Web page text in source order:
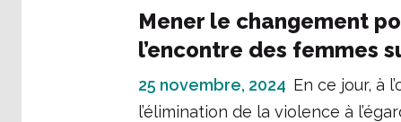
Mener le changement
l’encontre des femmes
25 novembre, 2024 En ce jour, à
l’élimination de la violence à